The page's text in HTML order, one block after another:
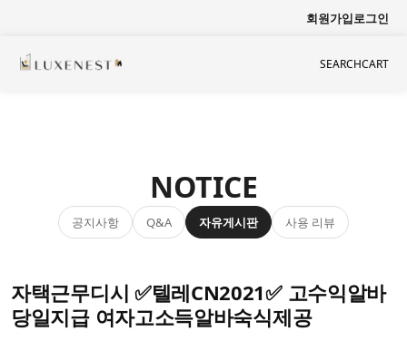
회원가입로그인
SEARCHCART
NOTICE
공지사항 Q&A 자유게시판 사용 리뷰
자택근무디시 ✅텔레CN2021✅ 고수익알바
당일지급 여자고소득알바숙식제공